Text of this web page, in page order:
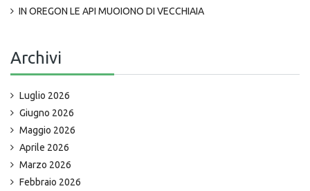
IN OREGON LE API MUOIONO DI VECCHIAIA
Archivi
Luglio 2026
Giugno 2026
Maggio 2026
Aprile 2026
Marzo 2026
Febbraio 2026